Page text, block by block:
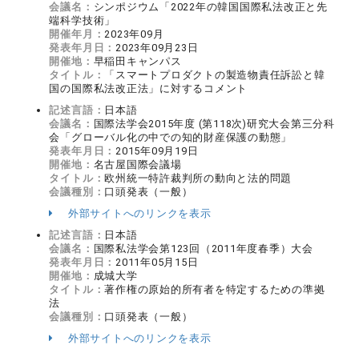
会議名： シンポジウム「2022年の韓国国際私法改正と先
端科学技術」
開催年月：2023年09月
発表年月日：2023年09月23日
開催地： 早稲田キャンパス
タイトル：
「スマートプロダクトの製造物責任訴訟と韓
国の国際私法改正法」に対するコメント
記述言語： 日本語
会議名： 国際法学会2015年度 (第118次)研究大会第三分科
会「グローバル化の中での知的財産保護の動態」
発表年月日：2015年09月19日
開催地： 名古屋国際会議場
タイトル：欧州統一特許裁判所の動向と法的問題
会議種別： 口頭発表（一般）
外部サイトへのリンクを表示
記述言語： 日本語
会議名： 国際私法学会第123回（2011年度春季）大会
発表年月日：2011年05月15日
開催地： 成城大学
タイトル：著作権の原始的所有者を特定するための準拠
法
会議種別： 口頭発表（一般）
外部サイトへのリンクを表示